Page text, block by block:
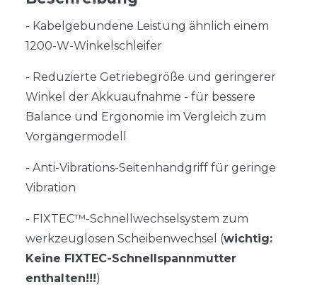
- Kabelgebundene Leistung ähnlich einem
1200-W-Winkelschleifer
- Reduzierte Getriebegröße und geringerer
Winkel der Akkuaufnahme - für bessere
Balance und Ergonomie im Vergleich zum
Vorgängermodell
- Anti-Vibrations-Seitenhandgriff für geringe
Vibration
- FIXTEC™-Schnellwechselsystem zum
werkzeuglosen Scheibenwechsel (wichtig:
Keine FIXTEC-Schnellspannmutter
enthalten!!!)